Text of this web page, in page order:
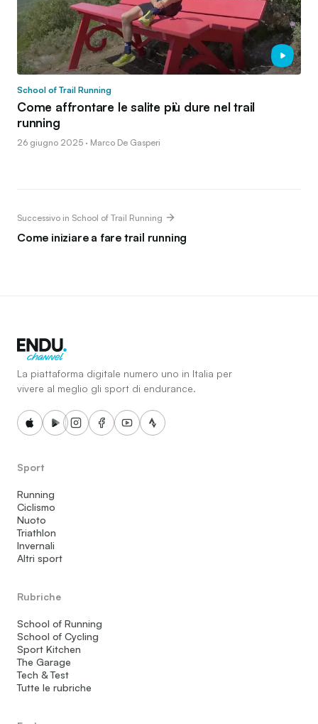
School of Trail Running
Come affrontare le salite più dure nel trail
running
26 giugno 2025 · Marco De Gasperi
Successivo in School of Trail Running
Come iniziare a fare trail running
La piattaforma digitale numero uno in Italia per
vivere al meglio gli sport di endurance.
Sport
Running
Ciclismo
Nuoto
Triathlon
Invernali
Altri sport
Rubriche
School of Running
School of Cycling
Sport Kitchen
The Garage
Tech & Test
Tutte le rubriche